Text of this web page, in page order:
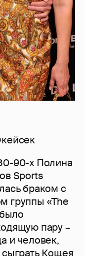
90-х Полина
Sports
браком с
группы «The
пару –
и человек,
Кощея